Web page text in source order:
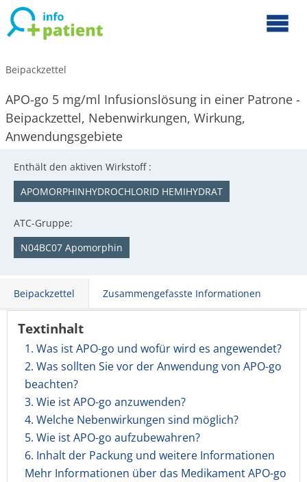
Beipackzettel
APO-go 5 mg/ml Infusionslösung in einer Patrone -
Beipackzettel, Nebenwirkungen, Wirkung,
Anwendungsgebiete
Enthält den aktiven Wirkstoff :
APOMORPHINHYDROCHLORID HEMIHYDRAT
ATC-Gruppe:
N04BC07 Apomorphin
Beipackzettel Zusammengefasste Informationen
Textinhalt
1. Was ist APO-go und wofür wird es angewendet?
2. Was sollten Sie vor der Anwendung von APO-go
beachten?
3. Wie ist APO-go anzuwenden?
4. Welche Nebenwirkungen sind möglich?
5. Wie ist APO-go aufzubewahren?
6. Inhalt der Packung und weitere Informationen
Mehr Informationen über das Medikament APO-go